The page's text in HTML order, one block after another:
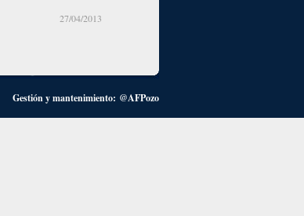
27/04/2013
Gestión y mantenimiento: @AFPozo